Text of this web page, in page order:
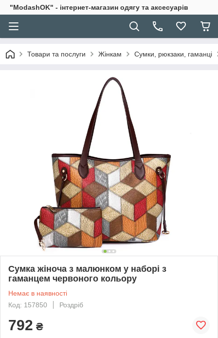
"ModashOK" - інтернет-магазин одягу та аксесуарів
Товари та послуги Жінкам Сумки, рюкзаки, гаманці
Сумка жіноча з малюнком у наборі з
гаманцем червоного кольору
Немає в наявності
Код: 157850
Роздріб
792 ₴